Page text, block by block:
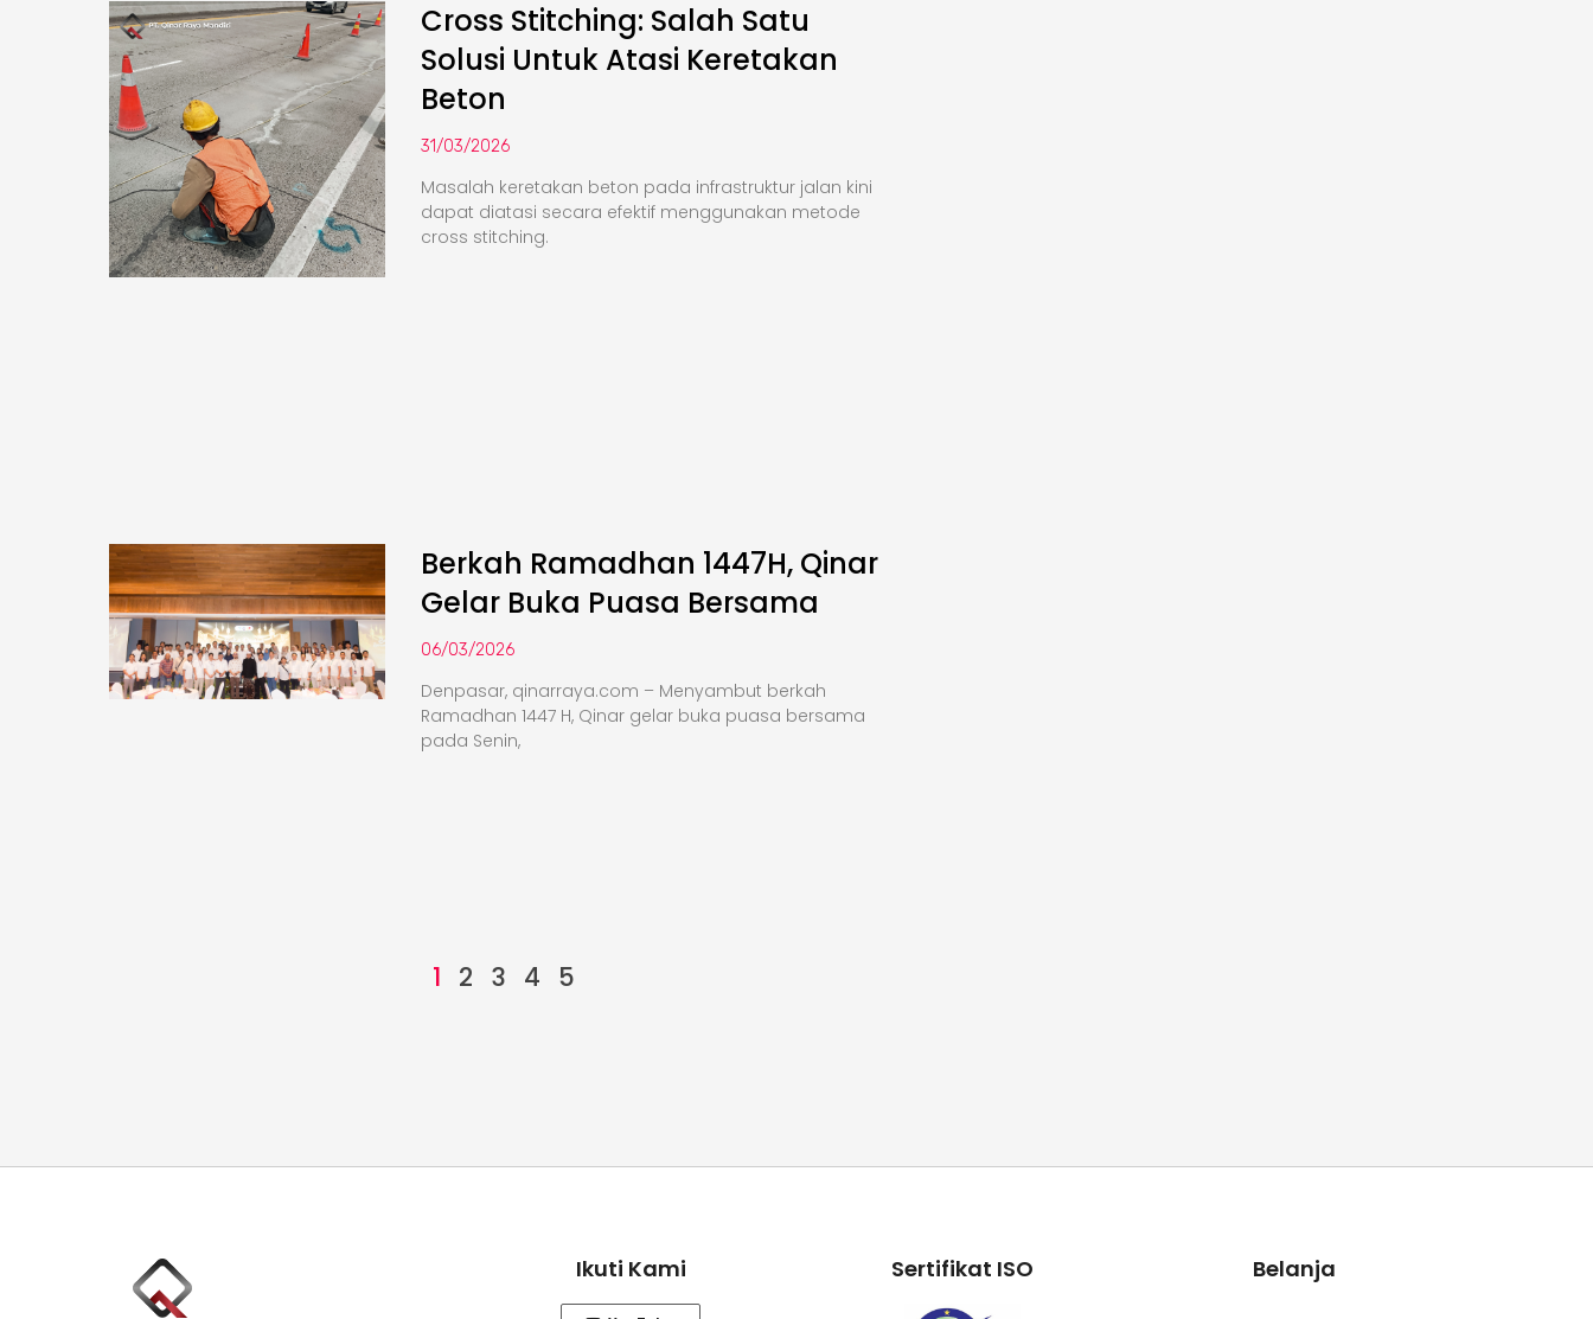
Cross Stitching: Salah Satu
Solusi Untuk Atasi Keretakan
Beton
31/03/2026
Masalah keretakan beton pada infrastruktur jalan kini
dapat diatasi secara efektif menggunakan metode
cross stitching.
Berkah Ramadhan 1447H, Qinar
Gelar Buka Puasa Bersama
06/03/2026
Denpasar, qinarraya.com – Menyambut berkah
Ramadhan 1447 H, Qinar gelar buka puasa bersama
pada Senin,
1 2 3 4 5
Ikuti Kami Sertifikat ISO Belanja